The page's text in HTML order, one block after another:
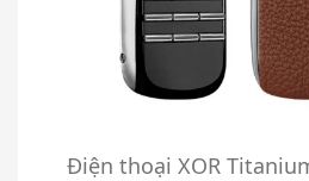
Điện thoại XOR